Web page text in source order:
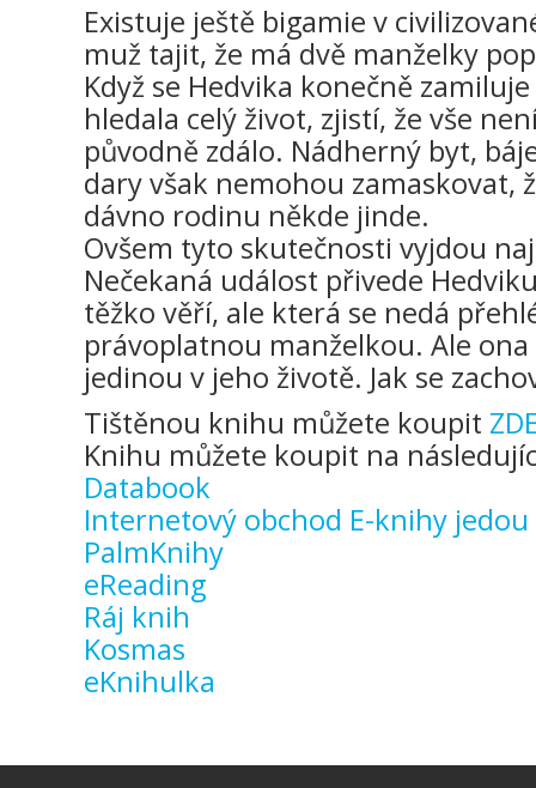
Existuje ještě bigamie v
muž tajit, že má dvě manželky
Když se Hedvika konečně
hledala celý život, zjistí, že vše
původně zdálo. Nádherný byt,
dary však nemohou zamaskovat,
dávno rodinu někde jinde.
Ovšem tyto skutečnosti vyjdou
Nečekaná událost přivede
těžko věří, ale která se nedá
právoplatnou manželkou. Ale
jedinou v jeho životě. Jak se
Tištěnou knihu můžete koupit
Knihu můžete koupit na
Databook
Internetový obchod E-knihy jedou
PalmKnihy
eReading
Ráj knih
Kosmas
eKnihulka